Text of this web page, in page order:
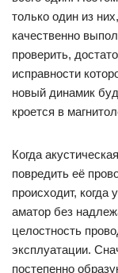
только один из
качественно
проверить,
исправности
новый динамик
кроется в
Когда
повредить её
происходит, когда
аматор без
целостность
эксплуатации.
постепенно